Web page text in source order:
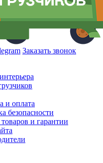
Заказать звонок
и оплата
безопасности
и гарантии